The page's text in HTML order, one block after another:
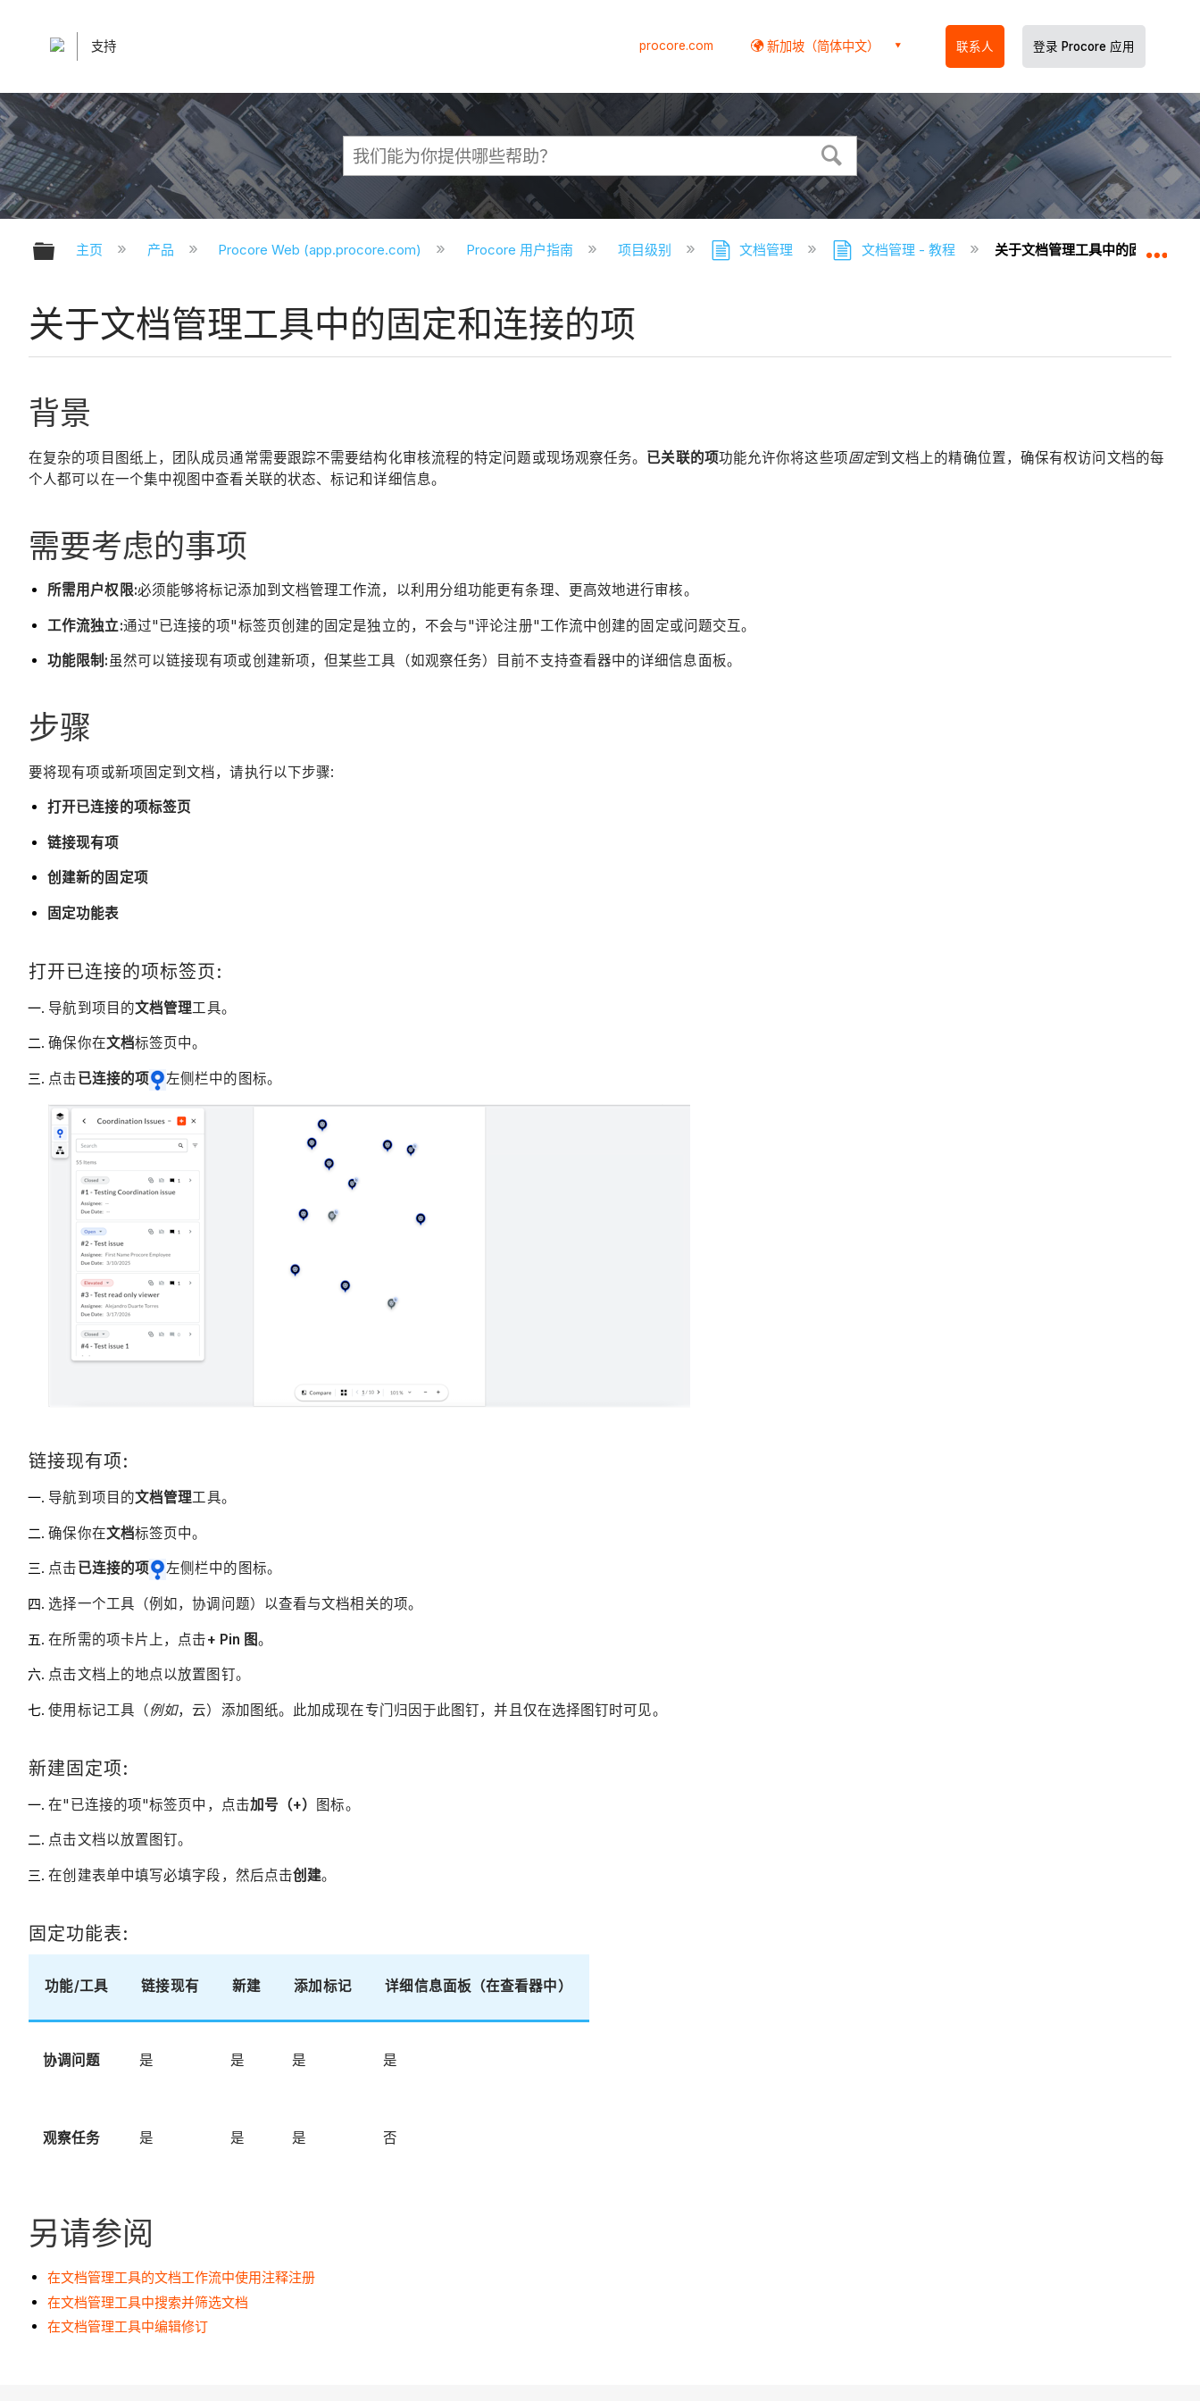
支持 procore.com 新加坡（简体中文） 联系人 登录 Procore 应用
扩展/隐缩全局层次
主页 产品 Procore Web (app.procore.com) Procore 用户指南 项目级别 文档管理 文档管理 - 教程 关于文档管理工具中的固定和连接
关于文档管理工具中的固定和连接的项
背景
在复杂的项目图纸上，团队成员通常需要跟踪不需要结构化审核流程的特定问题或现场观察任务。 已关联的项功能允许你将这些项固定到文档上的精确位置，确保有权访问文档的每
个人都可以在一个集中视图中查看关联的状态、标记和详细信息。
需要考虑的事项
所需用户权限:必须能够将标记添加到文档管理工作流，以利用分组功能更有条理、更高效地进行审核。
工作流独立:通过"已连接的项"标签页创建的固定是独立的，不会与"评论注册"工作流中创建的固定或问题交互。
功能限制: 虽然可以链接现有项或创建新项，但某些工具（如观察任务）目前不支持查看器中的详细信息面板。
步骤
要将现有项或新项固定到文档，请执行以下步骤:
打开已连接的项标签页
链接现有项
创建新的固定项
固定功能表
打开已连接的项标签页:
导航到项目的文档管理工具。
确保你在文档标签页中。
点击已连接的项 左侧栏中的图标。
链接现有项:
导航到项目的文档管理工具。
确保你在文档标签页中。
点击 已连接的项 左侧栏中的图标。
选择一个工具（例如，协调问题）以查看与文档相关的项。
在所需的项卡片上，点击+ Pin 图。
点击文档上的地点以放置图钉。
使用标记工具（例如，云）添加图纸。此加成现在专门归因于此图钉，并且仅在选择图钉时可见。
新建固定项:
在"已连接的项"标签页中，点击加号（+） 图标。
点击文档以放置图钉。
在创建表单中填写必填字段，然后点击创建。
固定功能表:
功能/工具 链接现有 新建 添加标记 详细信息面板（在查看器中）
协调问题 是 是 是 是
观察任务 是 是 是 否
另请参阅
在文档管理工具的文档工作流中使用注释注册
在文档管理工具中搜索并筛选文档
在文档管理工具中编辑修订